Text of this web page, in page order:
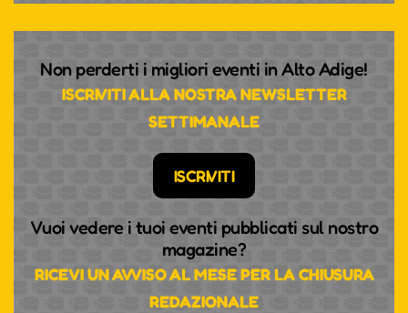
Non perderti i migliori eventi in Alto Adige!
ISCRIVITI ALLA NOSTRA NEWSLETTER
SETTIMANALE
ISCRIVITI
Vuoi vedere i tuoi eventi pubblicati sul nostro
magazine?
RICEVI UN AVVISO AL MESE PER LA CHIUSURA
REDAZIONALE